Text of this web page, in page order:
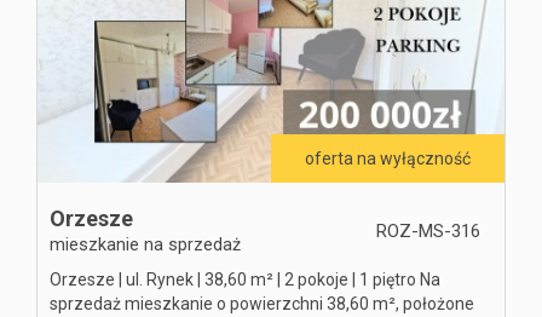
Rożek
oferta na wyłączność
Orzesze
mieszkanie na sprzedaż
ROZ-MS-316
Orzesze | ul. Rynek | 38,60 m² | 2 pokoje | 1 piętro Na
sprzedaż mieszkanie o powierzchni 38,60 m², położone